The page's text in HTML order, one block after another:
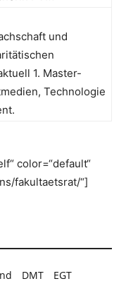
und
1. Master-
Technologie
color=“default“
fakultaetsrat/“]
DMT
EGT